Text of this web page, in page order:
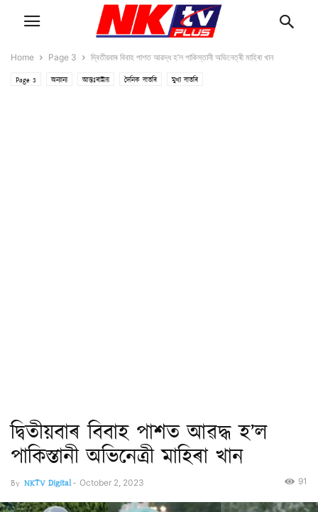
Home Page 3 দ্বিতীয়বাৰ বিবাহ পাশত আৱদ্ধ হ’ল পাকিস্তানী অভিনেত্ৰী মাহিৰা খান
Page 3 অন্যান্য আন্তঃৰাষ্ট্ৰীয় দৈনিক বাতৰি মুখ্য বাতৰি
দ্বিতীয়বাৰ বিবাহ পাশত আৱদ্ধ হ’ল
পাকিস্তানী অভিনেত্ৰী মাহিৰা খান
By NKTV Digital- October 2, 2023 91